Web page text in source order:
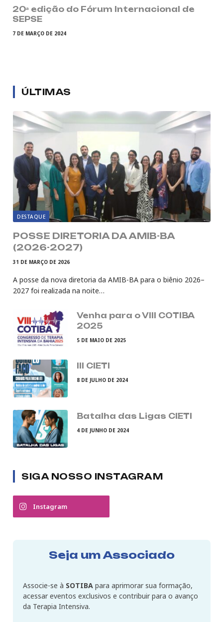
20ᵃ edição do Fórum Internacional de
SEPSE
7 DE MARÇO DE 2024
ÚLTIMAS
DESTAQUE
POSSE DIRETORIA DA AMIB-BA
(2026-2027)
31 DE MARÇO DE 2026
A posse da nova diretoria da AMIB-BA para o biênio 2026–
2027 foi realizada na noite…
Venha para o VIII COTIBA
2025
5 DE MAIO DE 2025
III CIETI
8 DE JULHO DE 2024
Batalha das Ligas CIETI
4 DE JUNHO DE 2024
SIGA NOSSO INSTAGRAM
Instagram
Seja um Associado
Associe-se à SOTIBA para aprimorar sua formação,
acessar eventos exclusivos e contribuir para o avanço
da Terapia Intensiva.